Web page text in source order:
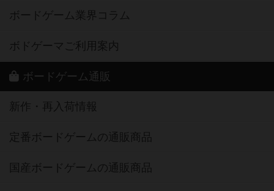
ボードゲーム業界コラム
ボドゲーマご利用案内
ボードゲーム通販
新作・再入荷情報
定番ボードゲームの通販商品
国産ボードゲームの通販商品